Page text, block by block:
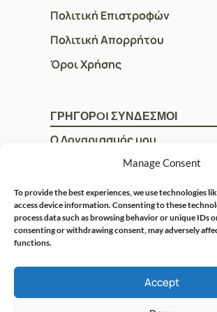
Manage Consent
To provide the best experiences, we use technologies
access device information. Consenting to these
process data such as browsing behavior or unique IDs
consenting or withdrawing consent, may adversely
functions.
Accept
Πολιτική Επιστροφών
Πολιτική Απορρήτου
Όροι Χρήσης
ΓΡΗΓΟΡOI ΣΥΝΔΕΣΜΟΙ
Ο Λογαριασμός μου
Επικοινωνία
© CRISPHARMACY.GR -